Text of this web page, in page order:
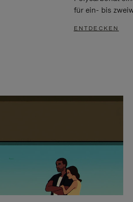
für ein- bis
ENTDECKEN